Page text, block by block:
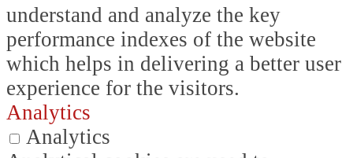
understand and analyze the key
performance indexes of the website
which helps in delivering a better user
experience for the visitors.
Analytics
Analytics